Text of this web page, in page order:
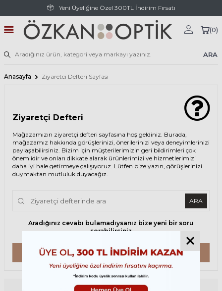
Yeni Üyeliğine Özel 300TL İndirim Fırsatı
ARA
(0)
Anasayfa Ziyaretci Defteri Sayfası
Ziyaretçi Defteri
Mağazamızın ziyaretçi defteri sayfasına hoş geldiniz. Burada,
mağazamız hakkında görüşlerinizi, önerilerinizi veya deneyimlerinizi
paylaşabilirsiniz. Bizim için müşterilerimizin geri bildirimleri çok
önemlidir ve onları dikkate alarak ürünlerimizi ve hizmetlerimizi
daha iyi hale getirmeye çalışıyoruz. Lütfen bize yazın, görüşlerinizi
duymaktan mutluluk duyacağız.
ARA
Aradığınız cevabı bulamadıysanız bize yeni bir soru
sorabilirsiniz
DEFTERE YAZ
Sonuç bulunamadı.